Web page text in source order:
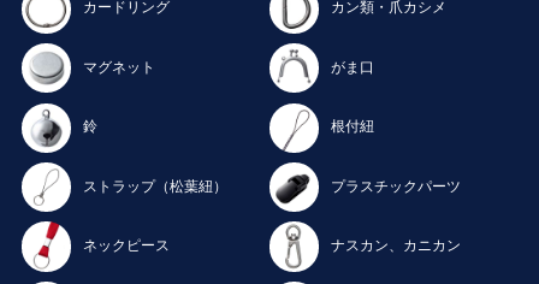
カードリング カン類・爪カシメ
マグネット がま口
鈴 根付紐
ストラップ（松葉紐） プラスチックパーツ
ネックピース ナスカン、カニカン